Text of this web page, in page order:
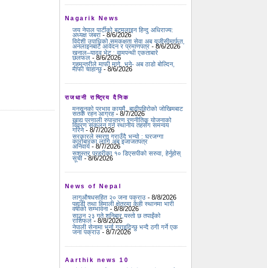
Nagarik News
जय नेपाल पार्टीको बटमलाइन हिन्दु अधिराज्य:
अध्यक्ष जबरा - 8/6/2026
विदेशी उपाधिको समकक्षता सेवा अब यूजीसीमार्फत,
अनलाइनबाटै आवेदन र प्रमाणपत्र - 8/6/2026
खनाल–यादव भेट : वामपन्थी एकताबारे
छलफल - 8/6/2026
गृहमन्त्रीले माफी मागे, भने- अब ठाडो बोल्दिन,
माफी चाहान्छु- 8/6/2026
राजधानी राष्ट्रिय दैनिक
मनसुनको प्रभाव कायमै, बाढीपहिरोको जोखिमबाट
सतर्क रहन आग्रह- 8/7/2026
खाद्य प्रणाली रुपान्तरण रणनीतिक योजनाको
विवरण संकलन गर्न स्थानीय तहसँग समन्वय
गरिने- 8/7/2026
सरकारले स्मरण गराउँदै भन्यो : घरजग्गा
कारोबारका लागि अब इजाजतपत्र
अनिवार्य- 8/7/2026
सशस्त्र प्रहरीका १० डिएसपीको सरुवा, हेर्नुहोस्
सूची- 8/6/2026
News of Nepal
लागुऔषधसहित २० जना पक्राउ - 8/8/2026
पहाडी तथा हिमाली क्षेत्रमा केही स्थानमा भारी
वर्षाको सम्भावना - 8/8/2026
साउन २३ गते शनिबार,यस्तो छ तपाईंको
राशिफल- 8/8/2026
नेपाली सेनामा भर्ना गराइदिन्छु भन्दै ठगी गर्ने एक
जना पक्राउ - 8/7/2026
Aarthik news 10